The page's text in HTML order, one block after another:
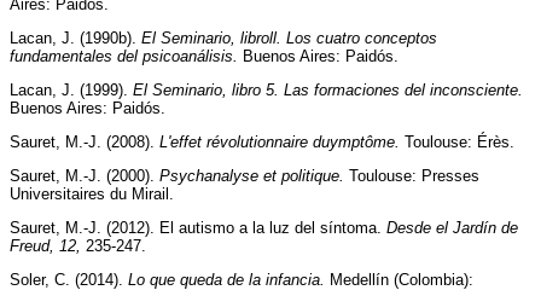
Aires: Paidós.
Lacan, J. (1990b). El Seminario, libroll. Los cuatro conceptos
fundamentales del psicoanálisis. Buenos Aires: Paidós.
Lacan, J. (1999). El Seminario, libro 5. Las formaciones del inconsciente.
Buenos Aires: Paidós.
Sauret, M.-J. (2008). L'effet révolutionnaire duymptôme. Toulouse: Érès.
Sauret, M.-J. (2000). Psychanalyse et politique. Toulouse: Presses
Universitaires du Mirail.
Sauret, M.-J. (2012). El autismo a la luz del síntoma. Desde el Jardín de
Freud, 12, 235-247.
Soler, C. (2014). Lo que queda de la infancia. Medellín (Colombia):